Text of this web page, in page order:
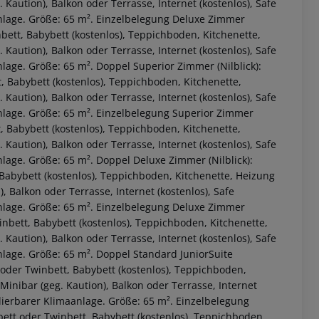
Balkon oder Terrasse, Internet (kostenlos), Safe
Größe: 65 m². Einzelbelegung Deluxe Zimmer
Babybett (kostenlos), Teppichboden, Kitchenette,
Balkon oder Terrasse, Internet (kostenlos), Safe
Größe: 65 m². Doppel Superior Zimmer (Nilblick):
(kostenlos), Teppichboden, Kitchenette,
Balkon oder Terrasse, Internet (kostenlos), Safe
Größe: 65 m². Einzelbelegung Superior Zimmer
(kostenlos), Teppichboden, Kitchenette,
Balkon oder Terrasse, Internet (kostenlos), Safe
Größe: 65 m². Doppel Deluxe Zimmer (Nilblick):
(kostenlos), Teppichboden, Kitchenette, Heizung
oder Terrasse, Internet (kostenlos), Safe
Größe: 65 m². Einzelbelegung Deluxe Zimmer
Babybett (kostenlos), Teppichboden, Kitchenette,
Balkon oder Terrasse, Internet (kostenlos), Safe
Größe: 65 m². Doppel Standard JuniorSuite
Twinbett, Babybett (kostenlos), Teppichboden,
(geg. Kaution), Balkon oder Terrasse, Internet
Klimaanlage. Größe: 65 m². Einzelbelegung
akzeptieren